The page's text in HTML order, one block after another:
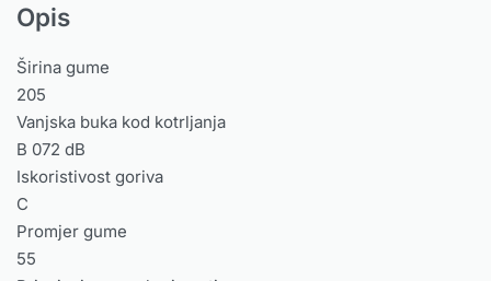
Opis
Širina gume
205
Vanjska buka kod kotrljanja
B 072 dB
Iskoristivost goriva
C
Promjer gume
55